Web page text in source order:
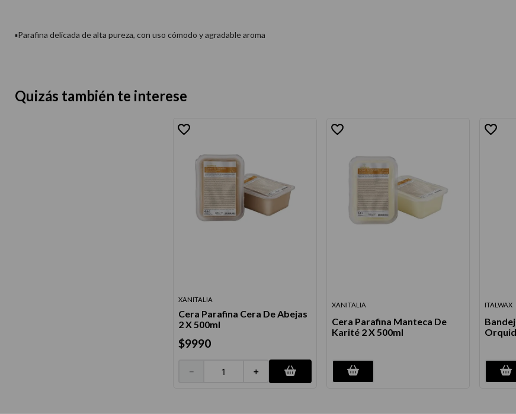
▪Parafina delicada de alta pureza, con uso cómodo y agradable aroma
Quizás también te interese
XANITALIA
Cera Parafina Cera De Abejas
2 X 500ml
$9990
＋
－
XANITALIA
Cera Parafina Manteca De
Karité 2 X 500ml
ITALWAX